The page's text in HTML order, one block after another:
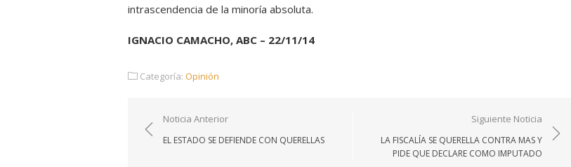
intrascendencia de la minoría absoluta.
IGNACIO CAMACHO, ABC – 22/11/14
Categoría: Opinión
Navegación
de
Noticia Anterior
EL ESTADO SE DEFIENDE CON QUERELLAS
Siguiente Noticia
LA FISCALÍA SE QUERELLA CONTRA MAS Y
PIDE QUE DECLARE COMO IMPUTADO